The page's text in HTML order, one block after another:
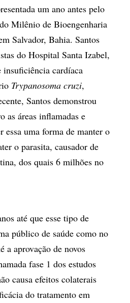
um ano antes pelo
Milênio de Bioengenharia
Salvador, Bahia. Santos
do Hospital Santa Izabel,
insuficiência cardíaca
Trypanosoma cruzi,
Santos demonstrou
as áreas inflamadas e
essa uma forma de manter o
o parasita, causador de
dos quais 6 milhões no
até que esse tipo de
público de saúde como no
a aprovação de novos
fase 1 dos estudos
causa efeitos colaterais
do tratamento em